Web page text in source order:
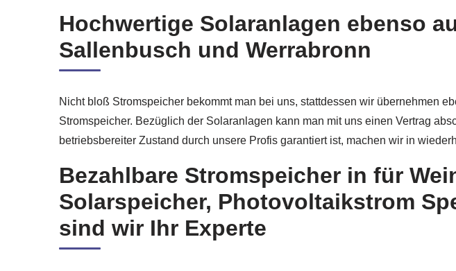
Hochwertige Solaranlagen ebenso
Sallenbusch und Werrabronn
Nicht bloß Stromspeicher bekommt man bei uns, stattdessen wir übernehmen
Stromspeicher. Bezüglich der Solaranlagen kann man mit uns einen Vertrag
betriebsbereiter Zustand durch unsere Profis garantiert ist, machen wir in
Bezahlbare Stromspeicher in für
Solarspeicher, Photovoltaikstrom
sind wir Ihr Experte